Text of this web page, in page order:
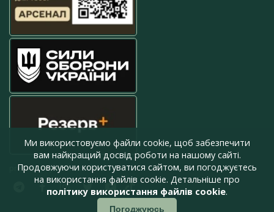
press@armyinform.com.ua
Ми використовуємо файли cookie, щоб забезпечити
вам найкращий досвід роботи на нашому сайті.
Продовжуючи користуватися сайтом, ви погоджуєтесь
на використання файлів cookie. Детальніше про
політику використання файлів cookie.
Погоджуюсь